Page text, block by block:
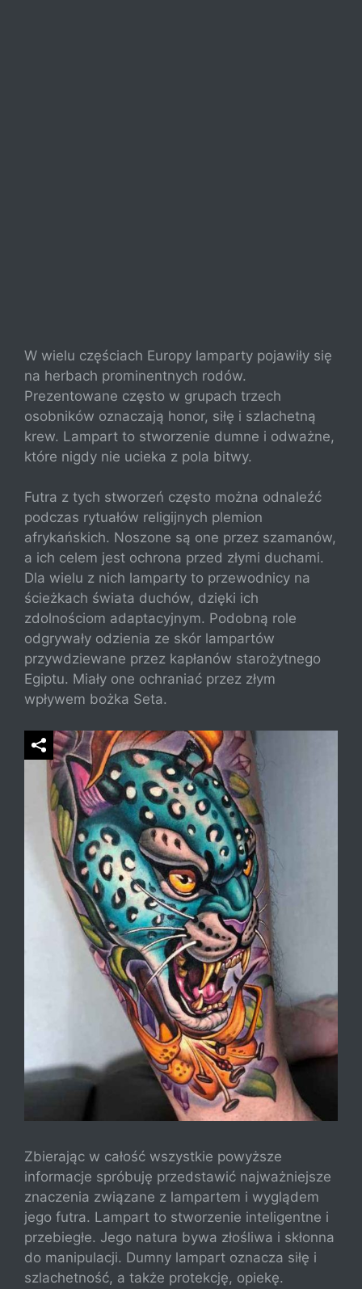
W wielu częściach Europy lamparty pojawiły się
na herbach prominentnych rodów.
Prezentowane często w grupach trzech
osobników oznaczają honor, siłę i szlachetną
krew. Lampart to stworzenie dumne i odważne,
które nigdy nie ucieka z pola bitwy.
Futra z tych stworzeń często można odnaleźć
podczas rytuałów religijnych plemion
afrykańskich. Noszone są one przez szamanów,
a ich celem jest ochrona przed złymi duchami.
Dla wielu z nich lamparty to przewodnicy na
ścieżkach świata duchów, dzięki ich
zdolnościom adaptacyjnym. Podobną role
odgrywały odzienia ze skór lampartów
przywdziewane przez kapłanów starożytnego
Egiptu. Miały one ochraniać przez złym
wpływem bożka Seta.
Zbierając w całość wszystkie powyższe
informacje spróbuję przedstawić najważniejsze
znaczenia związane z lampartem i wyglądem
jego futra. Lampart to stworzenie inteligentne i
przebiegłe. Jego natura bywa złośliwa i skłonna
do manipulacji. Dumny lampart oznacza siłę i
szlachetność, a także protekcję, opiekę.